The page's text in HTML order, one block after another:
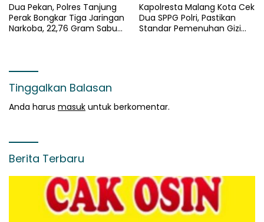
Dua Pekan, Polres Tanjung
Perak Bongkar Tiga Jaringan
Narkoba, 22,76 Gram Sabu
Kapolresta Malang Kota Cek
Dua SPPG Polri, Pastikan
Standar Pemenuhan Gizi
Tinggalkan Balasan
Anda harus masuk untuk berkomentar.
Berita Terbaru